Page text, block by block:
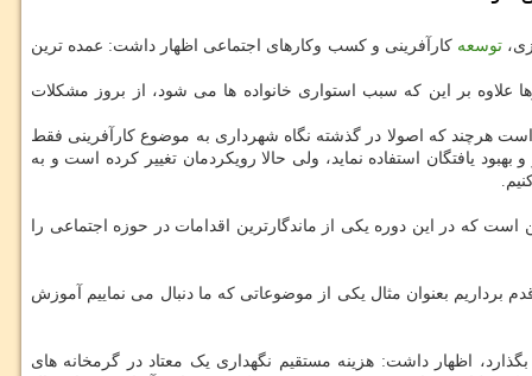
توسعه کارآفرینی و کسب وکارهای اجتماعی اظهار داشت: عمده ترین
بر این که سبب استواری خانواده ها می شود، از بروز مشکلات
هرچند که اصولا در گذشته نگاه شهرداری به موضوع کارآفرینی فقط
یافتگان استفاده نماید، ولی حالا رویکردمان تغییر کرده است و به
است که در این دوره یکی از ماندگارترین اقدامات در حوزه اجتماعی را
برداریم بعنوان مثال یکی از موضوعاتی که ما دنبال می نماییم آموزش
اظهار داشت: هزینه مستقیم نگهداری یک معتاد در گرمخانه های